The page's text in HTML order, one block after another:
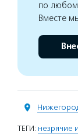
по
Вместе
ТЕГИ: незрячие